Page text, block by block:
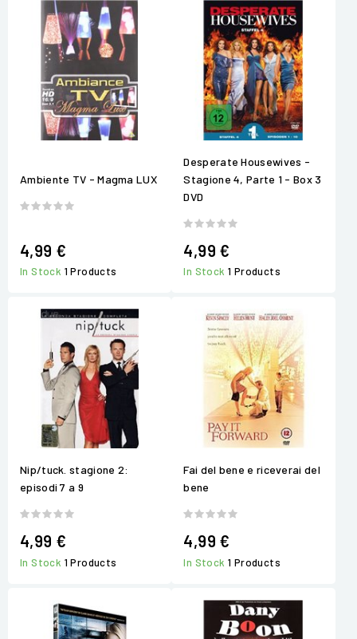
Ambiente TV - Magma LUX
4,99 €
In Stock 1 Products
Desperate Housewives -
Stagione 4, Parte 1 - Box 3
DVD
4,99 €
In Stock1 Products
Nip/tuck. stagione 2:
episodi 7 a 9
4,99 €
In Stock 1 Products
Fai del bene e riceverai del
bene
4,99 €
In Stock1 Products